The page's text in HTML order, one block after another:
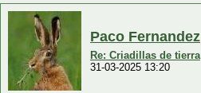
Paco Fernandez
Re: Criadillas de tierra
31-03-2025 13:20